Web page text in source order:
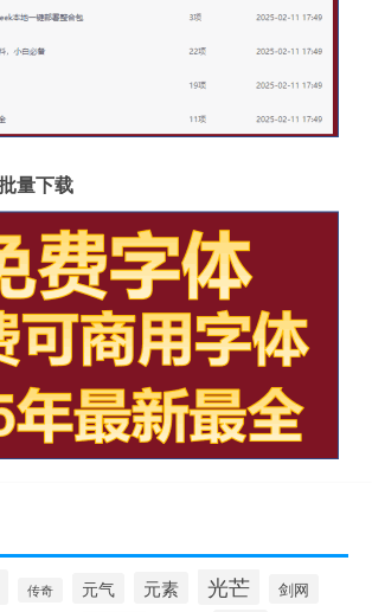
量下载
传奇 元气 元素 光芒
剑网